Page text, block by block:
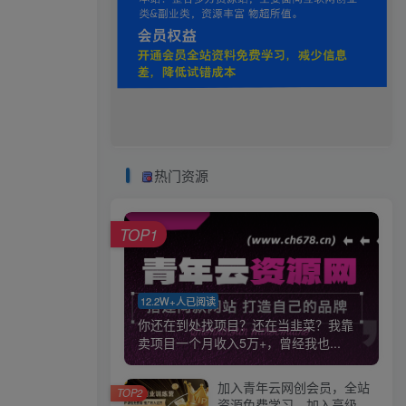
热门资源
12.2W+人已阅读
你还在到处找项目？还在当韭菜？我靠
卖项目一个月收入5万+，曾经我也...
TOP1
加入青年云网创会员，全站
TOP2